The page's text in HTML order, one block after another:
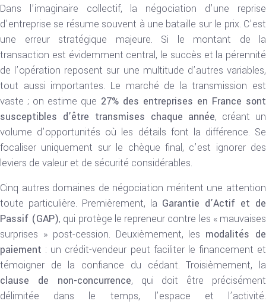
Dans l’imaginaire collectif, la négociation d’une reprise
d’entreprise se résume souvent à une bataille sur le prix. C’est
une erreur stratégique majeure. Si le montant de la
transaction est évidemment central, le succès et la pérennité
de l’opération reposent sur une multitude d’autres variables,
tout aussi importantes. Le marché de la transmission est
vaste ; on estime que 27% des entreprises en France sont
susceptibles d’être transmises chaque année, créant un
volume d’opportunités où les détails font la différence. Se
focaliser uniquement sur le chèque final, c’est ignorer des
leviers de valeur et de sécurité considérables.
Cinq autres domaines de négociation méritent une attention
toute particulière. Premièrement, la Garantie d’Actif et de
Passif (GAP), qui protège le repreneur contre les « mauvaises
surprises » post-cession. Deuxièmement, les modalités de
paiement : un crédit-vendeur peut faciliter le financement et
témoigner de la confiance du cédant. Troisièmement, la
clause de non-concurrence, qui doit être précisément
délimitée dans le temps, l’espace et l’activité.